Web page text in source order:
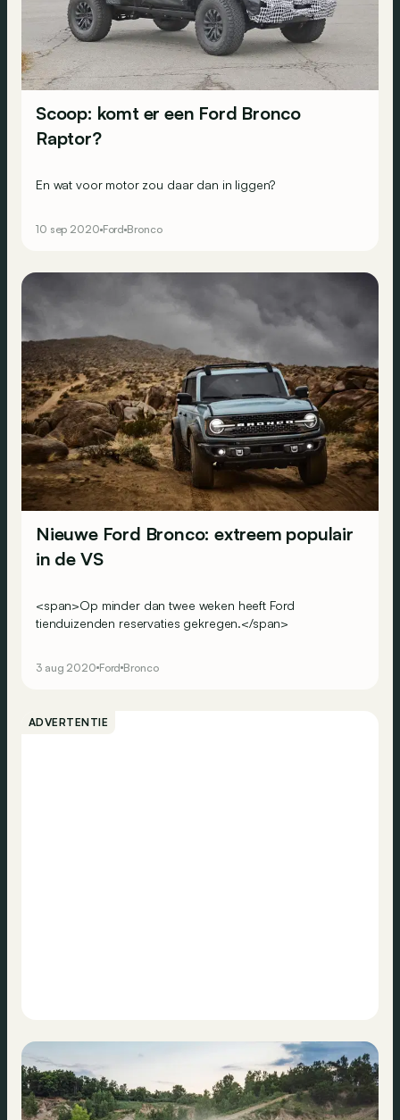
Scoop: komt er een Ford Bronco
Raptor?
En wat voor motor zou daar dan in liggen?
10 sep 2020 Ford Bronco
Nieuwe Ford Bronco: extreem populair
in de VS
<span>Op minder dan twee weken heeft Ford
tienduizenden reservaties gekregen.</span>
3 aug 2020 Ford Bronco
ADVERTENTIE